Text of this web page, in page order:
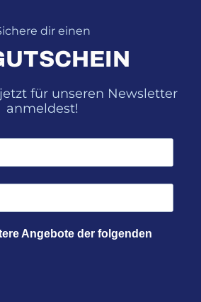
dir einen
für unseren Newsletter
anmeldest!
Angebote der folgenden